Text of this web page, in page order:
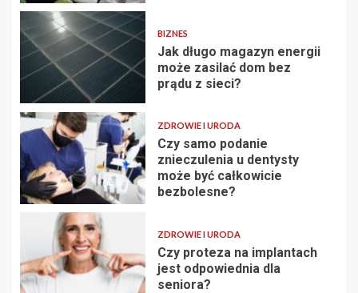
BIZNES
Jak długo magazyn energii
może zasilać dom bez
prądu z sieci?
ZDROWIE I URODA
Czy samo podanie
znieczulenia u dentysty
może być całkowicie
bezbolesne?
ZDROWIE I URODA
Czy proteza na implantach
jest odpowiednia dla
seniora?